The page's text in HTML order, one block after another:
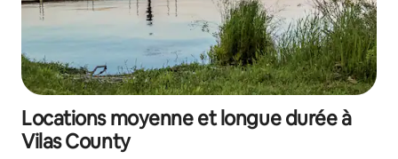
Locations moyenne et longue durée à
Vilas County